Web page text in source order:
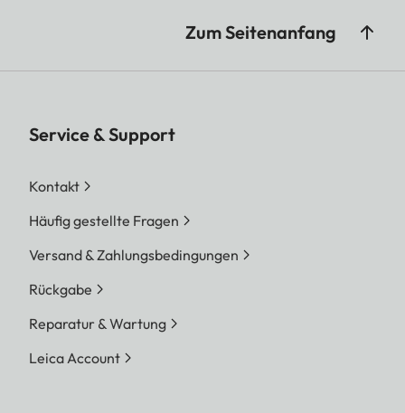
Zum Seitenanfang
Service & Support
Kontakt
Häufig gestellte Fragen
Versand & Zahlungsbedingungen
Rückgabe
Reparatur & Wartung
Leica Account